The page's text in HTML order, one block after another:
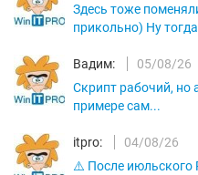
Здесь тоже
прикольно) Ну
Вадим:
05/08/26
Скрипт рабочий, но
примере сам...
itpro:
04/08/26
⚠️ После июльского